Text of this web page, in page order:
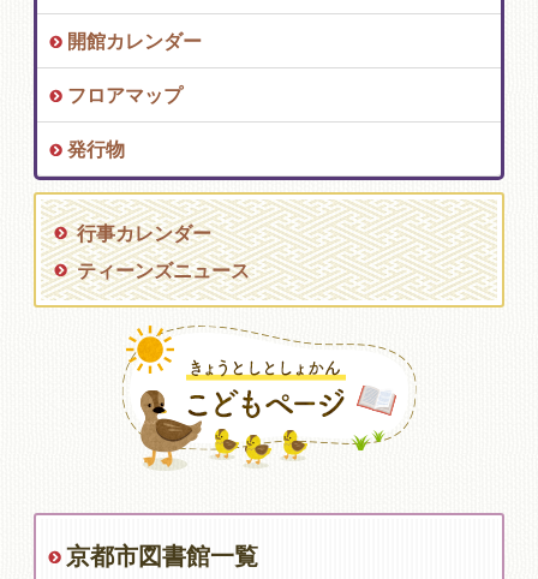
開館カレンダー
フロアマップ
発行物
行事カレンダー
ティーンズニュース
京都市図書館一覧